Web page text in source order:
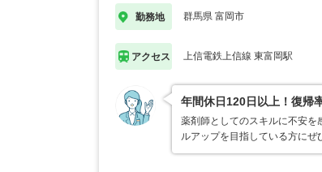
勤務地 群馬県 富岡市
アクセス 上信電鉄上信線 東富岡駅
年間休日120日以上！復帰
薬剤師としてのスキルに不安を
ルアップを目指している方にぜ